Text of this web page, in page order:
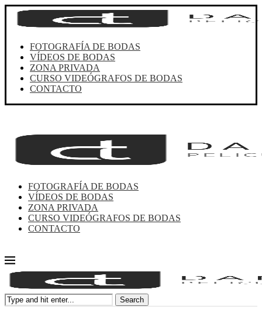
FOTOGRAFÍA DE BODAS
VÍDEOS DE BODAS
ZONA PRIVADA
CURSO VIDEÓGRAFOS DE BODAS
CONTACTO
FOTOGRAFÍA DE BODAS
VÍDEOS DE BODAS
ZONA PRIVADA
CURSO VIDEÓGRAFOS DE BODAS
CONTACTO
Search